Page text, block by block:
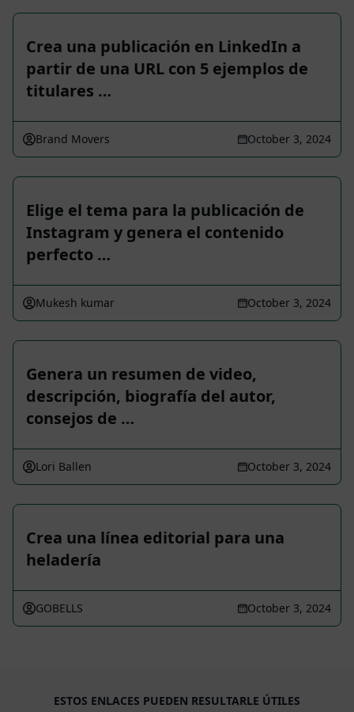
Crea una publicación en LinkedIn a
partir de una URL con 5 ejemplos de
titulares …
Brand Movers October 3, 2024
Elige el tema para la publicación de
Instagram y genera el contenido
perfecto …
Mukesh kumar October 3, 2024
Genera un resumen de video,
descripción, biografía del autor,
consejos de …
Lori Ballen October 3, 2024
Crea una línea editorial para una
heladería
GOBELLS October 3, 2024
ESTOS ENLACES PUEDEN RESULTARLE ÚTILES